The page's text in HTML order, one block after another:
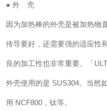
● 外 壳
因为加热棒的外壳是被加热物
传导要好，还需要强的适应性
良的加工性也非常重要。「
外壳使用的是 SUS304。当然
用 NCF800，钛等。